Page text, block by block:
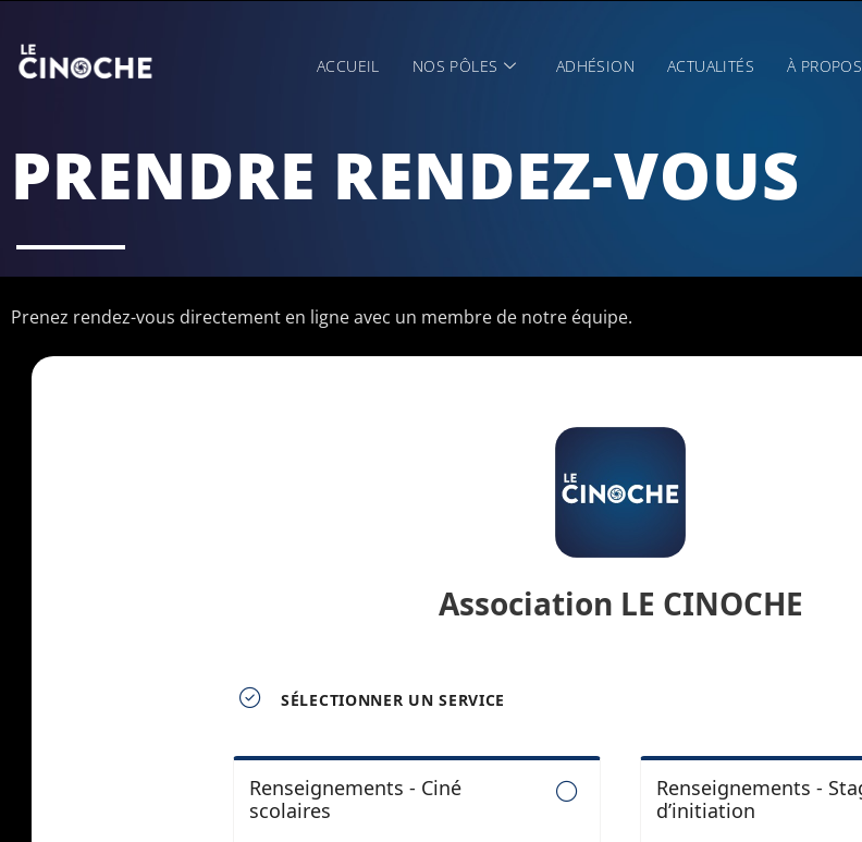
ACCUEIL NOS PÔLES ADHÉSION ACTUALITÉS À PROPOS
PRENDRE RENDEZ-VOUS
Prenez rendez-vous directement en ligne avec un membre de notre équipe.